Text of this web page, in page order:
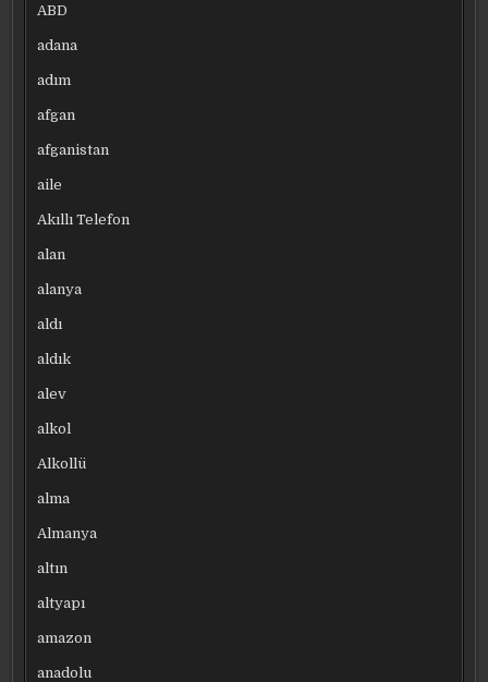
ABD
adana
adım
afgan
afganistan
aile
Akıllı Telefon
alan
alanya
aldı
aldık
alev
alkol
Alkollü
alma
Almanya
altın
altyapı
amazon
anadolu